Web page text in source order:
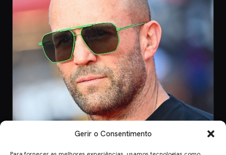
Gerir o Consentimento